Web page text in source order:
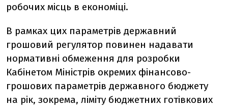
робочих місць в економіці.
В рамках цих параметрів державний
грошовий регулятор повинен надавати
нормативні обмеження для розробки
Кабінетом Міністрів окремих фінансово-
грошових параметрів державного бюджету
на рік, зокрема, ліміту бюджетних готівкових